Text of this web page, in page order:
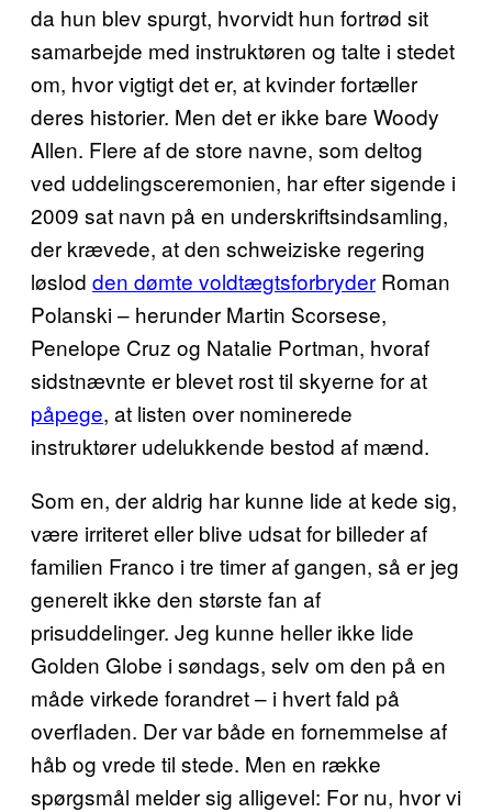
da hun blev spurgt, hvorvidt hun fortrød sit
samarbejde med instruktøren og talte i stedet
om, hvor vigtigt det er, at kvinder fortæller
deres historier. Men det er ikke bare Woody
Allen. Flere af de store navne, som deltog
ved uddelingsceremonien, har efter sigende i
2009 sat navn på en underskriftsindsamling,
der krævede, at den schweiziske regering
løslod den dømte voldtægtsforbryder Roman
Polanski – herunder Martin Scorsese,
Penelope Cruz og Natalie Portman, hvoraf
sidstnævnte er blevet rost til skyerne for at
påpege, at listen over nominerede
instruktører udelukkende bestod af mænd.
Som en, der aldrig har kunne lide at kede sig,
være irriteret eller blive udsat for billeder af
familien Franco i tre timer af gangen, så er jeg
generelt ikke den største fan af
prisuddelinger. Jeg kunne heller ikke lide
Golden Globe i søndags, selv om den på en
måde virkede forandret – i hvert fald på
overfladen. Der var både en fornemmelse af
håb og vrede til stede. Men en række
spørgsmål melder sig alligevel: For nu, hvor vi